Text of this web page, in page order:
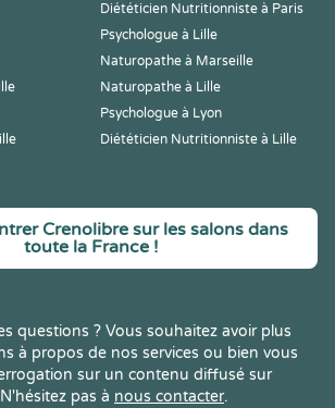
Diététicien Nutritionniste à Paris
Psychologue à Lille
Naturopathe à Marseille
Naturopathe à Lille
Psychologue à Lyon
Diététicien Nutritionniste à Lille
Crenolibre sur les salons dans
toute la France !
questions ? Vous souhaitez avoir plus
à propos de nos services ou bien vous
sur un contenu diffusé sur
pas à nous contacter.